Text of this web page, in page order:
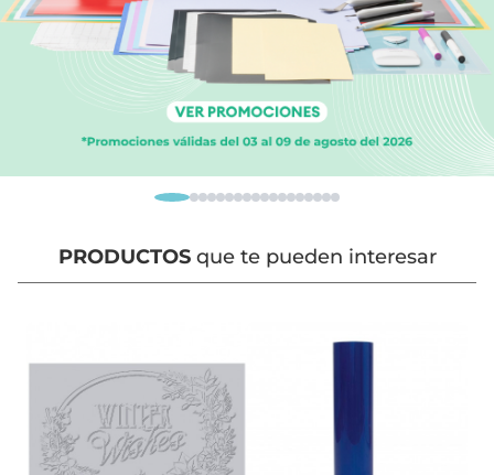
PRODUCTOSque te pueden interesar